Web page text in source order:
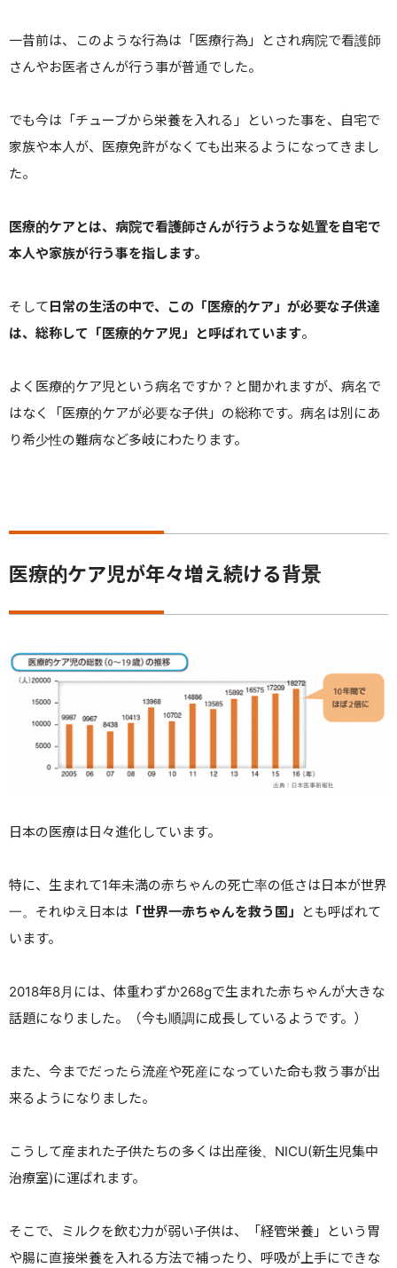
一昔前は、このような行為は「医療行為」とされ病院で看護師
さんやお医者さんが行う事が普通でした。
でも今は「チューブから栄養を入れる」といった事を、自宅で
家族や本人が、医療免許がなくても出来るようになってきまし
た。
医療的ケアとは、病院で看護師さんが行うような処置を自宅で
本人や家族が行う事を指します。
そして日常の生活の中で、この「医療的ケア」が必要な子供達
は、総称して「医療的ケア児」と呼ばれています。
よく医療的ケア児という病名ですか？と聞かれますが、病名で
はなく「医療的ケアが必要な子供」の総称です。病名は別にあ
り希少性の難病など多岐にわたります。
医療的ケア児が年々増え続ける背景
日本の医療は日々進化しています。
特に、生まれて1年未満の赤ちゃんの死亡率の低さは日本が世界
一。それゆえ日本は 「世界一赤ちゃんを救う国」
とも呼ばれて
います。
2018年8月には、体重わずか268gで生まれた赤ちゃんが大きな
話題になりました。（今も順調に成長しているようです。）
また、今までだったら流産や死産になっていた命も救う事が出
来るようになりました。
こうして産まれた子供たちの多くは出産後、NICU(新生児集中
治療室)に運ばれます。
そこで、ミルクを飲む力が弱い子供は、「経管栄養」という胃
や腸に直接栄養を入れる方法で補ったり、呼吸が上手にできな